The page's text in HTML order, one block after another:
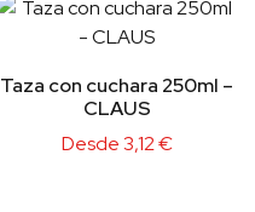
Taza con cuchara 250ml –
CLAUS
Desde3,12€